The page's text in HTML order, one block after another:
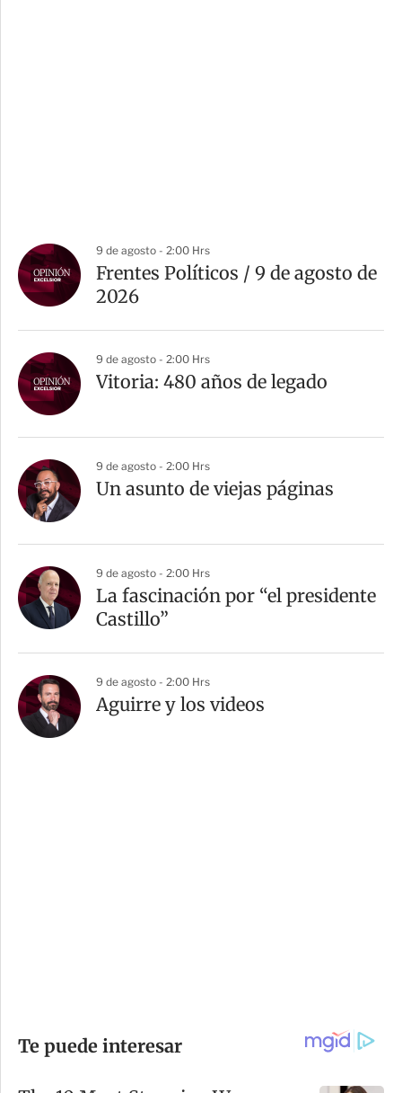
9 de agosto - 2:00 Hrs
Frentes Políticos / 9 de agosto de
2026
9 de agosto - 2:00 Hrs
Vitoria: 480 años de legado
9 de agosto - 2:00 Hrs
Un asunto de viejas páginas
9 de agosto - 2:00 Hrs
La fascinación por “el presidente
Castillo”
9 de agosto - 2:00 Hrs
Aguirre y los videos